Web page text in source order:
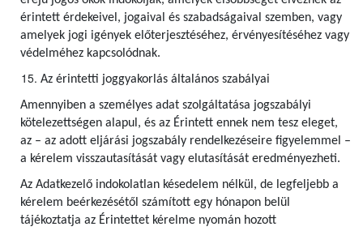
érintett érdekeivel, jogaival és szabadságaival szemben, vagy
amelyek jogi igények előterjesztéséhez, érvényesítéséhez vagy
védelméhez kapcsolódnak.
Az érintetti joggyakorlás általános szabályai
Amennyiben a személyes adat szolgáltatása jogszabályi
kötelezettségen alapul, és az Érintett ennek nem tesz eleget,
az – az adott eljárási jogszabály rendelkezéseire figyelemmel –
a kérelem visszautasítását vagy elutasítását eredményezheti.
Az Adatkezelő indokolatlan késedelem nélkül, de legfeljebb a
kérelem beérkezésétől számított egy hónapon belül
tájékoztatja az Érintettet kérelme nyomán hozott